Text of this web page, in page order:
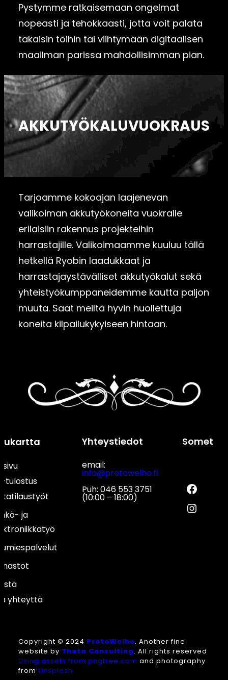
Pystymme ratkaisemaan ongelmat
nopeasti ja tehokkaasti, jotta voit palata
takaisin töihin tai viihtymään digitaalisen
maailman parissa mahdollisimman pian.
AKKUTYÖKALUVUOKRAUS
Tarjoamme kokoajan laajenevan
valikoiman akkutyökoneita vuokralle
erilaisiin rakennus projekteihin
harrastajille. Valikoimaamme kuuluu tällä
hetkellä Ryobin laadukkaat ja
harrastajaystävälliset akkutyökalut sekä
yhteistyökumppaneidemme kautta paljon
muuta. Saat meiltä hyvin huollettuja
koneita kilpailukykyiseen hintaan.
tulostus
ja
yhteyttä
Yhteystiedot
email:
info@protowelho.fi
Puh: 046 553 3751
(10:00 – 18:00)
Somet
Copyright © 2024 ProtoWelho. Another fine
website by Theta Consulting. All rights reserved
Using assets from pngtree.com and photography
from Unsplash